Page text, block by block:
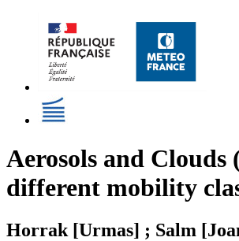
Aerosols and
different mobility
Horrak [Urmas] ; Salm